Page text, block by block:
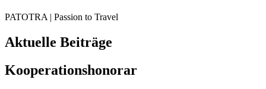
PATOTRA | Passion to Travel
Aktuelle Beiträge
Kooperationshonorar